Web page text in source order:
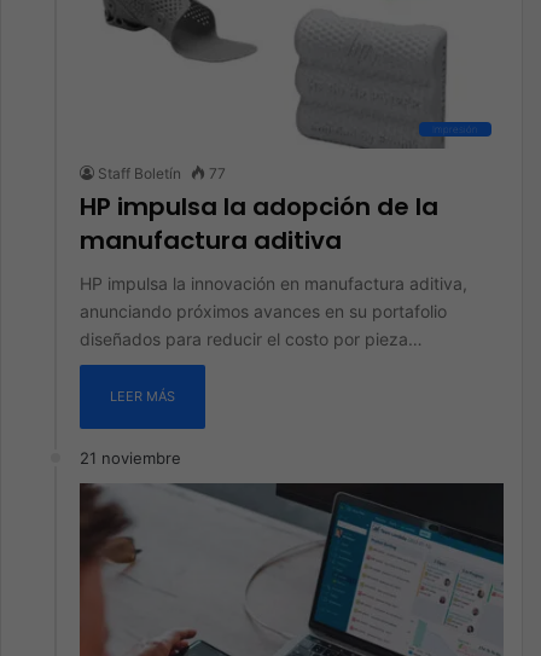
Impresión
Staff Boletín 77
HP impulsa la adopción de la
manufactura aditiva
HP impulsa la innovación en manufactura aditiva,
anunciando próximos avances en su portafolio
diseñados para reducir el costo por pieza…
LEER MÁS
21 noviembre